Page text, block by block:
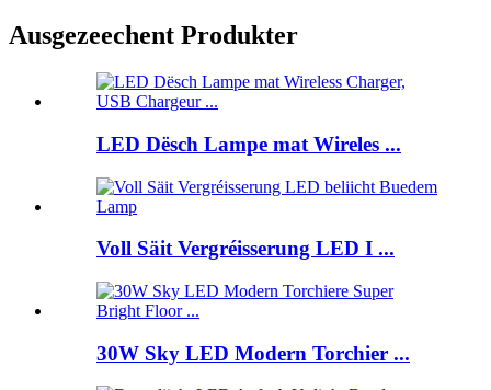
Ausgezeechent Produkter
LED Dësch Lampe mat Wireles ...
Voll Säit Vergréisserung LED I ...
30W Sky LED Modern Torchier ...